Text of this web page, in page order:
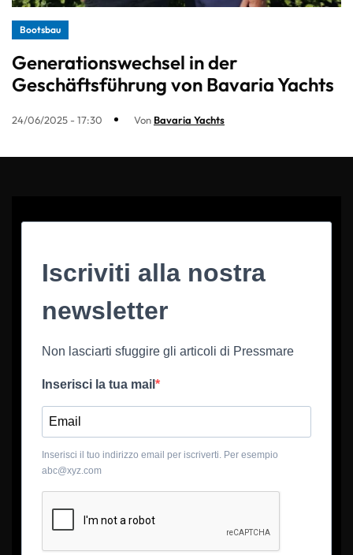
Bootsbau
Generationswechsel in der
Geschäftsführung von Bavaria Yachts
24/06/2025 - 17:30 Von Bavaria Yachts
Iscriviti alla nostra
newsletter
Non lasciarti sfuggire gli articoli di Pressmare
Inserisci la tua mail
Inserisci il tuo indirizzo email per iscriverti. Per esempio
abc@xyz.com